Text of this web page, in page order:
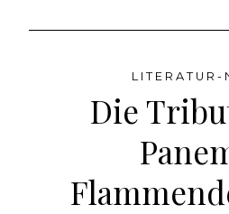
LITERATUR-
Die